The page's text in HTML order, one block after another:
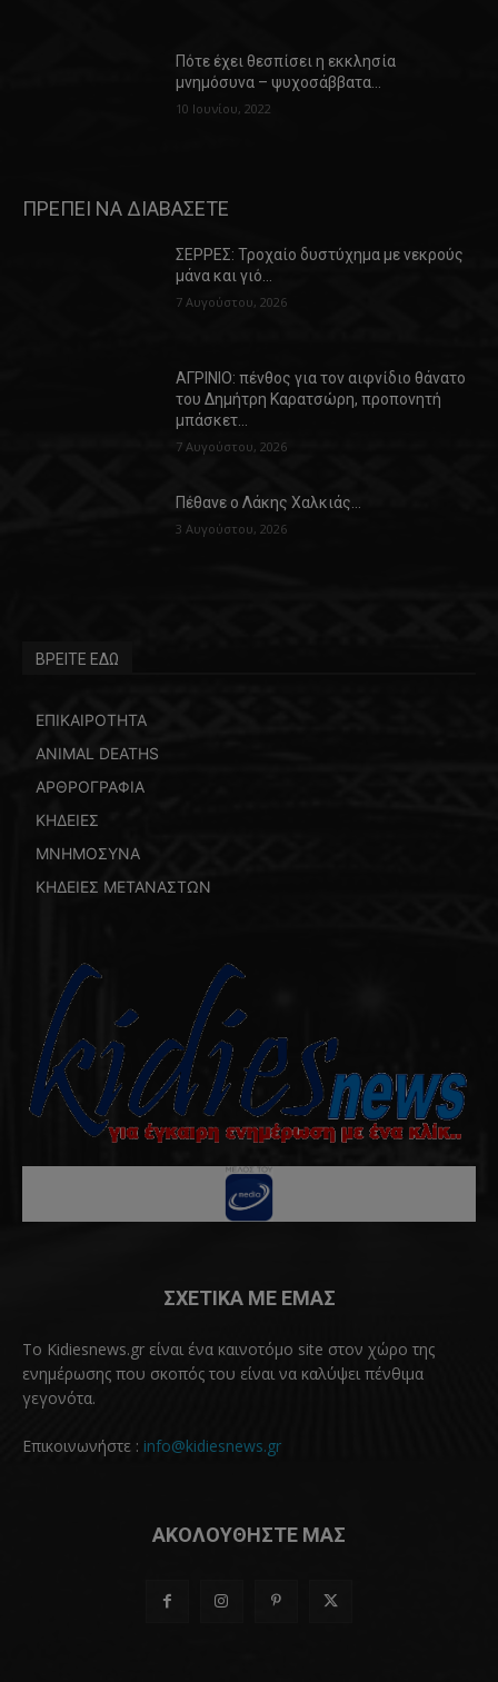
Πότε έχει θεσπίσει η εκκλησία
μνημόσυνα – ψυχοσάββατα…
10 Ιουνίου, 2022
ΠΡΕΠΕΙ ΝΑ ΔΙΑΒΑΣΕΤΕ
ΣΕΡΡΕΣ: Τροχαίο δυστύχημα με νεκρούς
μάνα και γιό…
7 Αυγούστου, 2026
ΑΓΡΙΝΙΟ: πένθος για τον αιφνίδιο θάνατο
του Δημήτρη Καρατσώρη, προπονητή
μπάσκετ…
7 Αυγούστου, 2026
Πέθανε ο Λάκης Χαλκιάς…
3 Αυγούστου, 2026
ΒΡΕΙΤΕ ΕΔΩ
ΕΠΙΚΑΙΡΟΤΗΤΑ
ANIMAL DEATHS
ΑΡΘΡΟΓΡΑΦΙΑ
ΚΗΔΕΙΕΣ
ΜΝΗΜΟΣΥΝΑ
ΚΗΔΕΙΕΣ ΜΕΤΑΝΑΣΤΩΝ
ΣΧΕΤΙΚΑ ΜΕ ΕΜΑΣ
Το Kidiesnews.gr είναι ένα καινοτόμο site στον χώρο της
ενημέρωσης που σκοπός του είναι να καλύψει πένθιμα
γεγονότα.
Επικοινωνήστε : info@kidiesnews.gr
ΑΚΟΛΟΥΘΗΣΤΕ ΜΑΣ